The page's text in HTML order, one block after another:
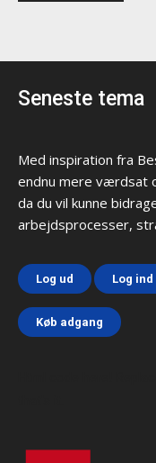
Seneste tema
Med inspiration fra
endnu mere værdsat
da du vil kunne
arbejdsprocesser,
Log ud Log ind
Køb adgang